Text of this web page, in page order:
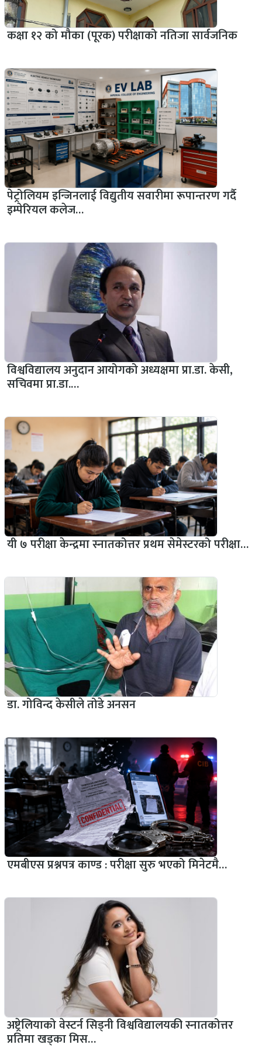
कक्षा १२ को मौका (पूरक) परीक्षाको नतिजा सार्वजनिक
पेट्रोलियम इन्जिनलाई विद्युतीय सवारीमा रूपान्तरण गर्दै
इम्पेरियल कलेज…
विश्वविद्यालय अनुदान आयोगको अध्यक्षमा प्रा.डा. केसी,
सचिवमा प्रा.डा.…
यी ७ परीक्षा केन्द्रमा स्नातकोत्तर प्रथम सेमेस्टरको परीक्षा…
डा. गोविन्द केसीले तोडे अनसन
एमबीएस प्रश्नपत्र काण्ड : परीक्षा सुरु भएको मिनेटमै…
अष्ट्रेलियाको वेस्टर्न सिड्नी विश्वविद्यालयकी स्नातकोत्तर
प्रतिमा खड्का मिस…